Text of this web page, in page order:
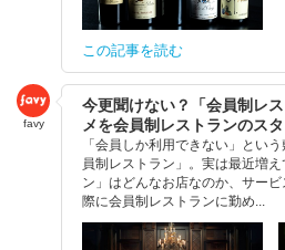
この記事を読む
favy
今更聞けない？「会員制レ
メを会員制レストランのス
「会員しか利用できない」とい
員制レストラン」。実は最近増
ン」はどんなお店なのか、サー
際に会員制レストランに勤め...